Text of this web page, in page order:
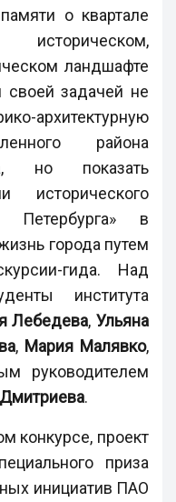
о квартале
ландшафте
своей задачей не
архитектурную
района
но показать
исторического
Петербурга» в
города путем
гида. Над
института
Лебедева, Ульяна
, Мария Малявко,
руководителем
.
конкурсе, проект
приза
инициатив ПАО